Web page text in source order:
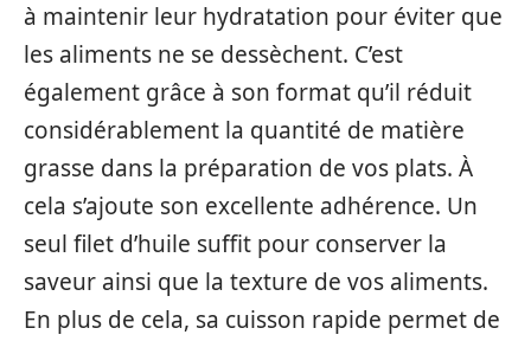
à maintenir leur hydratation pour éviter que
les aliments ne se dessèchent. C’est
également grâce à son format qu’il réduit
considérablement la quantité de matière
grasse dans la préparation de vos plats. À
cela s’ajoute son excellente adhérence. Un
seul filet d’huile suffit pour conserver la
saveur ainsi que la texture de vos aliments.
En plus de cela, sa cuisson rapide permet de